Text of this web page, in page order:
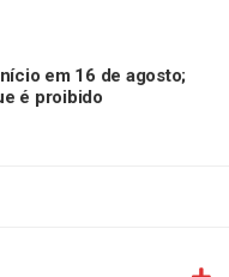
em 16 de agosto;
é proibido